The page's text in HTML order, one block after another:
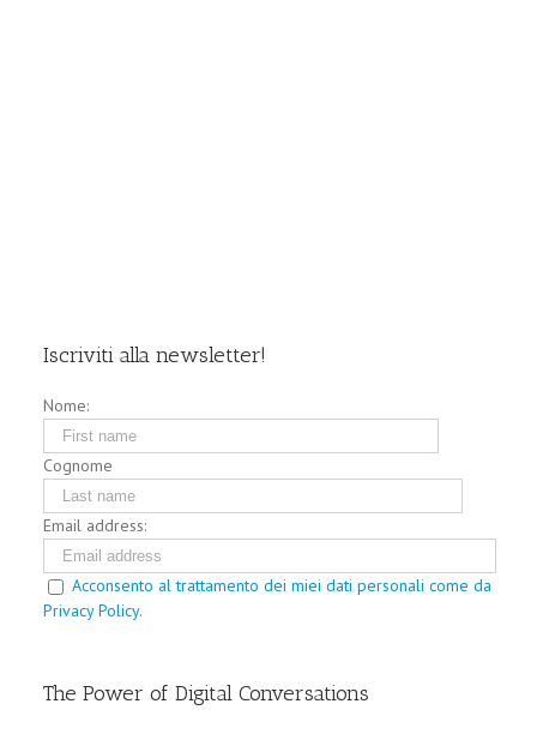
Iscriviti alla newsletter!
Nome:
Cognome
Email address:
Acconsento al trattamento dei miei dati personali come da
Privacy Policy.
The Power of Digital Conversations